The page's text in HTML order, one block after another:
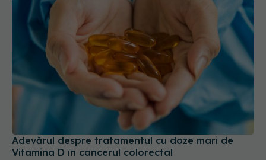
Adevărul despre tratamentul cu doze mari de
Vitamina D în cancerul colorectal